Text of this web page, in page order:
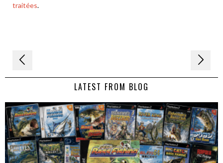
traitées.
Navigation
de LATEST FROM BLOG